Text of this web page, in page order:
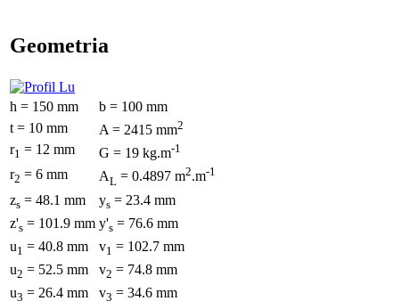
Geometria
h = 150 mm
b = 100 mm
t = 10 mm
A = 2415 mm2
r1 = 12 mm G = 19 kg.m-1
r2 = 6 mm AL = 0.4897 m2.m-1
zs = 48.1 mm ys = 23.4 mm
z's = 101.9 mm y's = 76.6 mm
u1 = 40.8 mm v1 = 102.7 mm
u2 = 52.5 mm v2 = 74.8 mm
u3 = 26.4 mm v3 = 34.6 mm